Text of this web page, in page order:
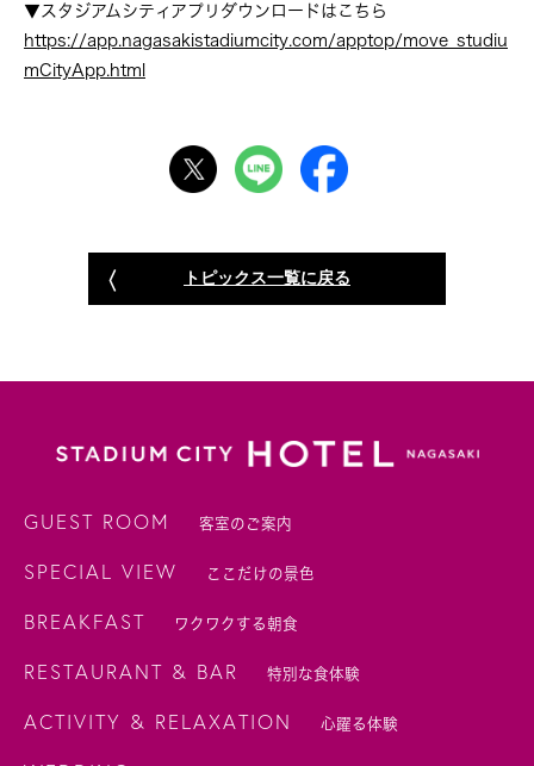
▼スタジアムシティアプリダウンロードはこちら
https://app.nagasakistadiumcity.com/apptop/move_studiu
mCityApp.html
トピックス一覧に戻る
GUEST ROOM 客室のご案内
SPECIAL VIEW ここだけの景色
BREAKFAST ワクワクする朝食
RESTAURANT & BAR 特別な食体験
ACTIVITY & RELAXATION 心躍る体験